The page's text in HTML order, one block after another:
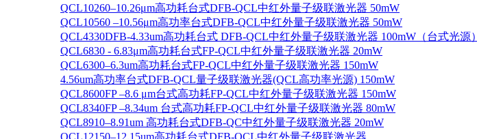
QCL10260–10.26μm高功耗台式DFB-QCL中红外量子级联激光器 50mW
QCL10560 –10.56μm高功率台式DFB-QCL中红外量子级联激光器 50mW
QCL4330DFB-4.33um高功耗台式 DFB-QCL中红外量子级联激光器 100mW（台式光源）
QCL6830 - 6.83μm高功耗台式FP-QCL中红外量子级联激光器 20mW
QCL6300–6.3um高功耗台式FP-QCL中红外量子级联激光器 150mW
4.56um高功率台式DFB-QCL量子级联激光器(QCL高功率光源) 150mW
QCL8600FP –8.6 μm台式高功耗FP-QCL中红外量子级联激光器 150mW
QCL8340FP –8.34um 台式高功耗FP-QCL中红外量子级联激光器 80mW
QCL8910–8.91um 高功耗台式DFB-QC中红外量子级联激光器 20mW
QCL12150–12.15um高功耗台式DFB-QCL中红外量子级联激光器